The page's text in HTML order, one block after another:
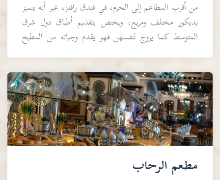
من أقرب المطاعم إلى الحرم، في فندق رافلز، غير أنه يتميز
بديكور مختلف ومريح، ويختص بتقديم أطباق دول شرق
المتوسط كما يروج لنفسهن فهو يقدم وجباته من المطبخ
مطعم الرحاب